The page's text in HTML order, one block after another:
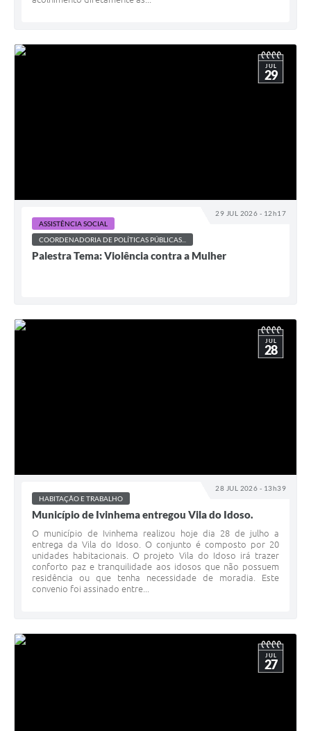
29 JUL 2026 - 12h17
JUL
29
ASSISTÊNCIA SOCIAL
COORDENADORIA DE POLÍTICAS PÚBLICAS...
Palestra Tema: Violência contra a Mulher
28 JUL 2026 - 13h39
JUL
28
HABITAÇÃO E TRABALHO
Município de Ivinhema entregou Vila do Idoso.
O município de Ivinhema realizou hoje dia 28 de julho a
entrega da Vila do Idoso. O conjunto é composto por 20
unidades habitacionais. O projeto Vila do Idoso irá trazer
conforto paz e tranquilidade aos idosos que não possuem
residência ou que tenha necessidade de moradia. Este
convenio foi assinado entre...
JUL
27